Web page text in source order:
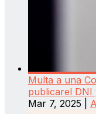
Multa a una
publicarel DNI
Mar 7, 2025